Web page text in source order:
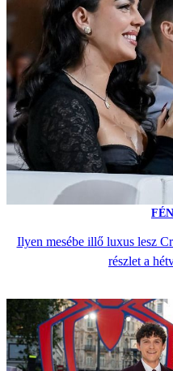
Ilyen mesébe illő luxus lesz
részlet a